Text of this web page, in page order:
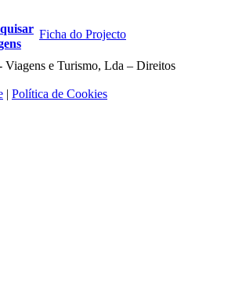
Ficha do Projecto
Viagens e Turismo, Lda – Direitos
| Política de Cookies